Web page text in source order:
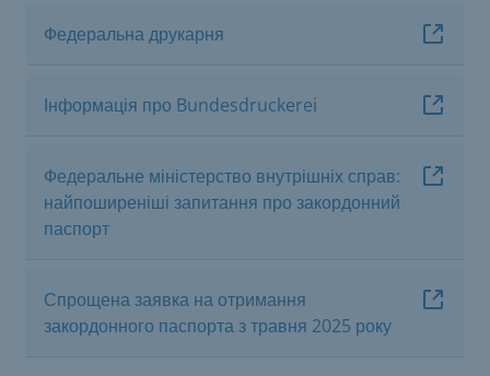
Федеральна друкарня
Інформація про Bundesdruckerei
Федеральне міністерство внутрішніх справ:
найпоширеніші запитання про закордонний
паспорт
Спрощена заявка на отримання
закордонного паспорта з травня 2025 року